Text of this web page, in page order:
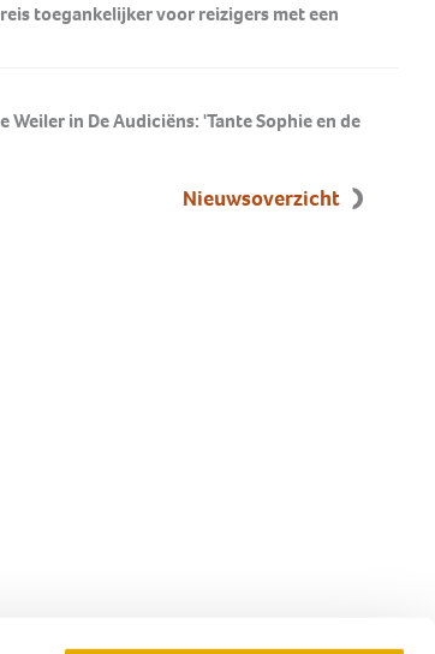
toegankelijker voor reizigers met een
Weiler in De Audiciëns: 'Tante Sophie en de
Nieuwsoverzicht